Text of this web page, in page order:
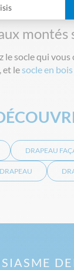
montés
socle qui
et le socle en
DRAPEAU